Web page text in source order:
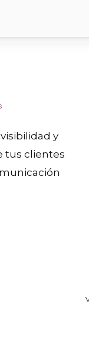
y
tus clientes